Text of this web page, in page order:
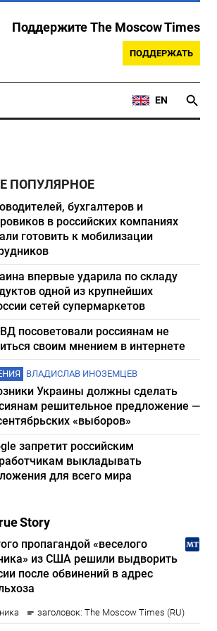
Поддержите The Moscow Times
ПОДДЕРЖАТЬ
EN
ПОПУЛЯРНОЕ
бухгалтеров и
в российских компаниях
готовить к мобилизации
впервые ударила по складу
одной из крупнейших
сетей супермаркетов
посоветовали россиянам не
своим мнением в интернете
ВЛАДИСЛАВ ИНОЗЕМЦЕВ
Украины должны сделать
решительное предложение —
«выборов»
запретит российским
выкладывать
для всего мира